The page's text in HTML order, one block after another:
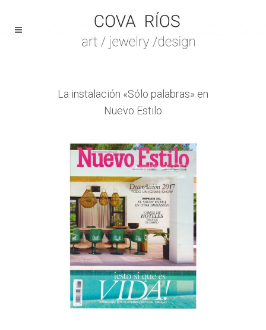
La instalación «Sólo palabras» en
Nuevo Estilo